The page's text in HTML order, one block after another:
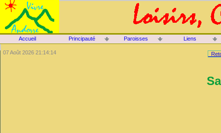
07 Août 2026 21:14:14
Accueil Principauté Paroisses Liens